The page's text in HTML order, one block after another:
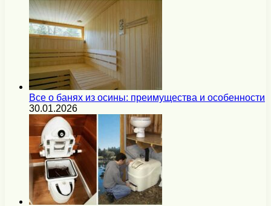
Все о банях из осины: преимущества и особенности
30.01.2026